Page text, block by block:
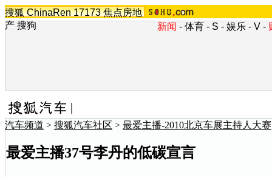
搜狐 ChinaRen 17173 焦点房地
产 搜狗 新闻 - 体育 - S - 娱乐 - V -
汽车频道 > 搜狐汽车社区 > 最爱主播-2010北京车展主持人大赛
最爱主播37号李丹的低碳宣言